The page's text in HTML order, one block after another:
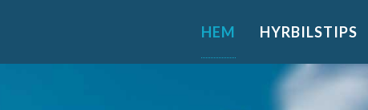
HEM HYRBILSTIPS